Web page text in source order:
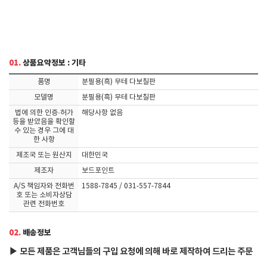
01.상품요약정보 : 기타
품명
분필용(흑) 무테 다보칠판
모델명
분필용(흑) 무테 다보칠판
법에 의한 인증·허가
등을 받았음을 확인할
수 있는 경우 그에 대
한 사항
해당사항 없음
제조국 또는 원산지
대한민국
제조자
보드포인트
A/S 책임자와 전화번
호 또는 소비자상담
관련 전화번호
1588-7845 / 031-557-7844
02. 배송정보
▶ 모든 제품은 고객님들의 구입 요청에 의해 바로 제작하여 드리는 주문